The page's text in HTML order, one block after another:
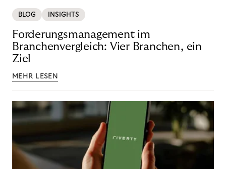
BLOG INSIGHTS
Forderungsmanagement im
Branchenvergleich: Vier Branchen, ein
Ziel
MEHR LESEN